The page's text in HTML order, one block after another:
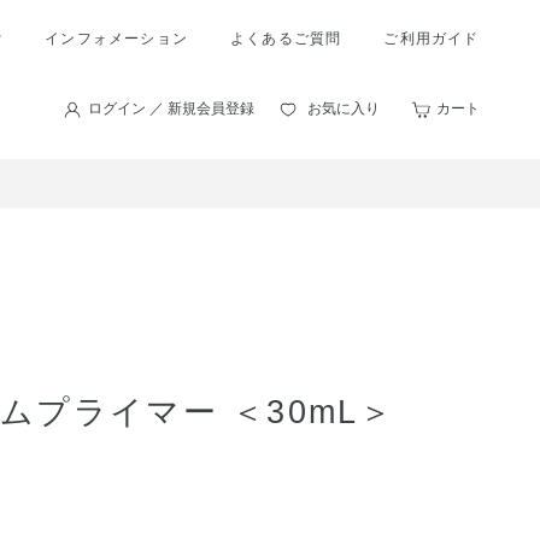
インフォメーション よくあるご質問 ご利用ガイド
ログイン ／ 新規会員登録 お気に入り カート
プライマー ＜30mL＞